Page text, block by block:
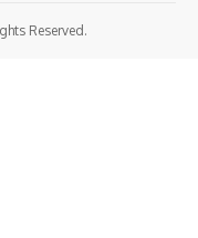
Reserved.